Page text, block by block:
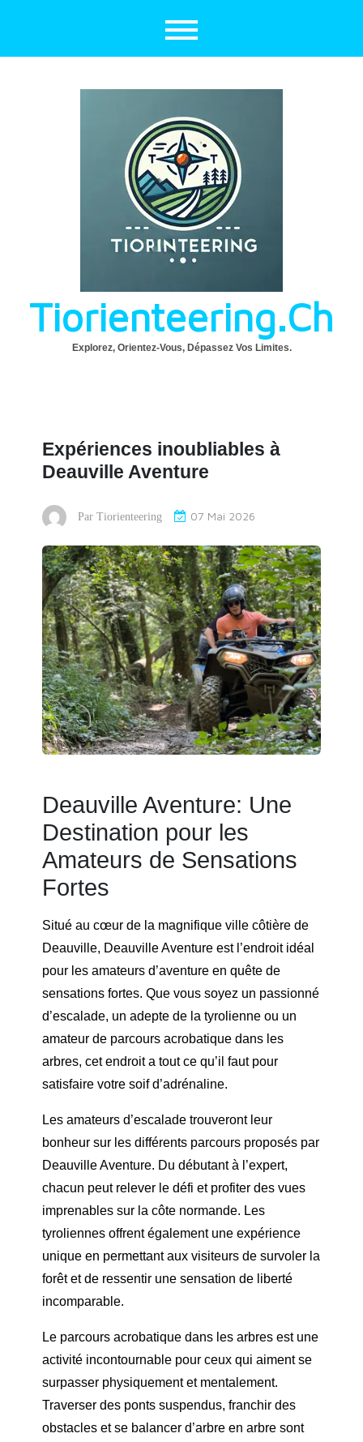
Tiorienteering.ch
Explorez, Orientez-Vous, Dépassez Vos Limites.
Expériences inoubliables à
Deauville Aventure
Par Tiorienteering 07 Mai 2026
Deauville Aventure: Une
Destination pour les
Amateurs de Sensations
Fortes
Situé au cœur de la magnifique ville côtière de
Deauville, Deauville Aventure est l’endroit idéal
pour les amateurs d’aventure en quête de
sensations fortes. Que vous soyez un passionné
d’escalade, un adepte de la tyrolienne ou un
amateur de parcours acrobatique dans les
arbres, cet endroit a tout ce qu’il faut pour
satisfaire votre soif d’adrénaline.
Les amateurs d’escalade trouveront leur
bonheur sur les différents parcours proposés par
Deauville Aventure. Du débutant à l’expert,
chacun peut relever le défi et profiter des vues
imprenables sur la côte normande. Les
tyroliennes offrent également une expérience
unique en permettant aux visiteurs de survoler la
forêt et de ressentir une sensation de liberté
incomparable.
Le parcours acrobatique dans les arbres est une
activité incontournable pour ceux qui aiment se
surpasser physiquement et mentalement.
Traverser des ponts suspendus, franchir des
obstacles et se balancer d’arbre en arbre sont